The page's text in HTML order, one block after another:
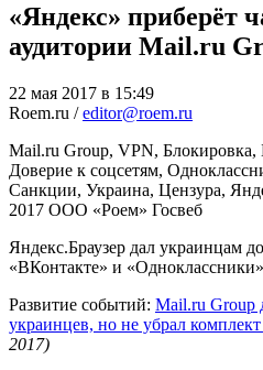
«Яндекс» приберёт
аудитории Mail.ru
22 мая 2017 в 15:49
Roem.ru /editor@roem.ru
Mail.ru Group, VPN, Блокировка,
Доверие к соцсетям,
Санкции, Украина, Цензура,
2017 ООО «Роем» Госвеб
Яндекс.Браузер дал украинцам
«ВКонтакте» и «Одноклассники»
Развитие событий: Mail.ru Group
украинцев, но не убрал
2017)